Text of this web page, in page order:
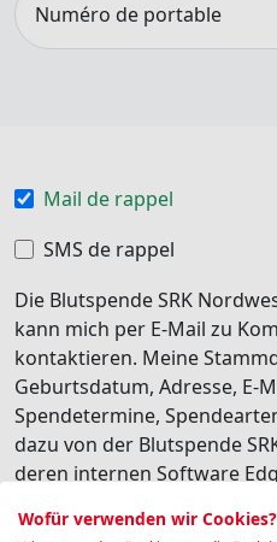
Numéro de portable
Mail de rappel
SMS de rappel
Die Blutspende SRK
kann mich per E-Mail zu
kontaktieren. Meine
Geburtsdatum, Adresse, E-
Spendetermine,
dazu von der Blutspende
deren internen Software
Gesundheitsdaten) werden
Wofür verwenden wir Cookies?